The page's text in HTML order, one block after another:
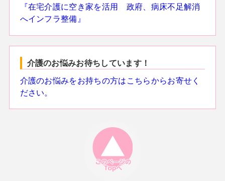
『在宅介護に空き家を活用 政府、病床不足解消
へインフラ整備』
介護のお悩みお待ちしています！
介護のお悩みをお持ちの方はこちらからお寄せく
ださい。